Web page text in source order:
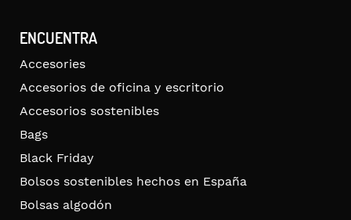
ENCUENTRA
Accesories
Accesorios de oficina y escritorio
Accesorios sostenibles
Bags
Black Friday
Bolsos sostenibles hechos en España
Bolsas algodón